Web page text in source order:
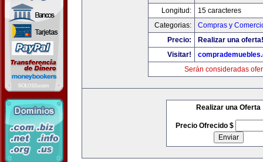
Longitud:
15 caracteres
Categorias:
Compras y
Precio:
Realizar una oferta!
Visitar!
Serán consideradas
Realizar una Oferta
Precio Ofrecido $